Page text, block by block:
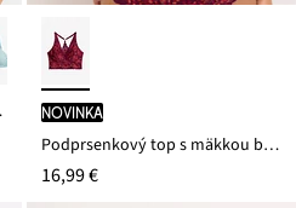
novinka
Podprsenkový top s mäkkou bavlnenou podšívkou
16,99 €